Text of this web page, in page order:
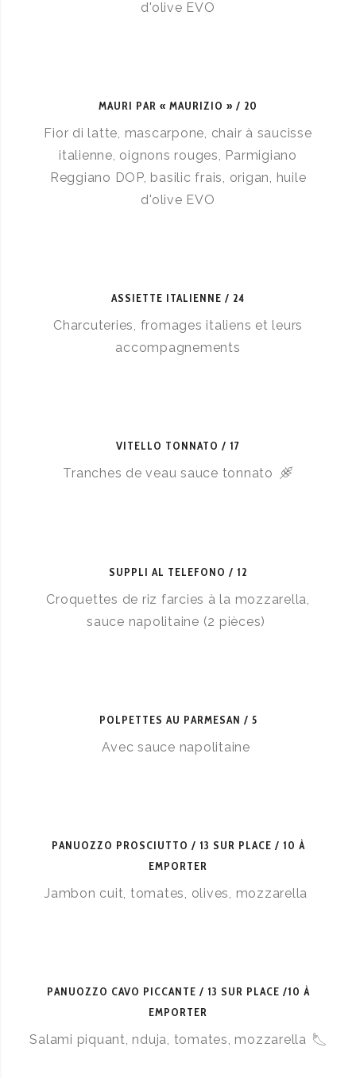
d'olive EVO
MAURI PAR « MAURIZIO » 20
Fior di latte, mascarpone, chair à saucisse
italienne, oignons rouges, Parmigiano
Reggiano DOP, basilic frais, origan, huile
d'olive EVO
ASSIETTE ITALIENNE 24
Charcuteries, fromages italiens et leurs
accompagnements
VITELLO TONNATO 17
Tranches de veau sauce tonnato
SUPPLI AL TELEFONO 12
Croquettes de riz farcies à la mozzarella,
sauce napolitaine (2 pièces)
POLPETTES AU PARMESAN 5
Avec sauce napolitaine
PANUOZZO PROSCIUTTO
13 SUR PLACE / 10 À
EMPORTER
Jambon cuit, tomates, olives, mozzarella
PANUOZZO CAVO PICCANTE
13 SUR PLACE /10 À
EMPORTER
Salami piquant, nduja, tomates, mozzarella